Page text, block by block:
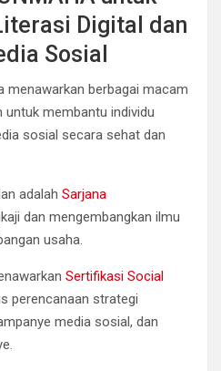
Digital dan
Sosial
menawarkan berbagai macam
membantu individu
sosial secara sehat dan
adalah Sarjana
dan mengembangkan ilmu
usaha.
Sertifikasi Social
perencanaan strategi
media sosial, dan